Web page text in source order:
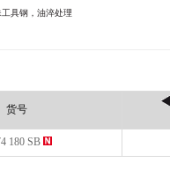
工具钢，油淬处理
货号
180 SB